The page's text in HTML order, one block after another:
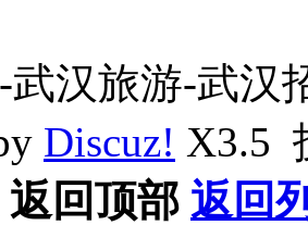
武汉旅游-武汉
Discuz! X3.5
返回顶部 返回